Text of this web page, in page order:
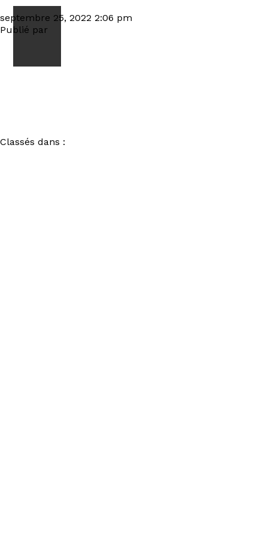
_MG_8779_DxO
septembre 25, 2022 2:06 pm
Publié par
Classés dans :